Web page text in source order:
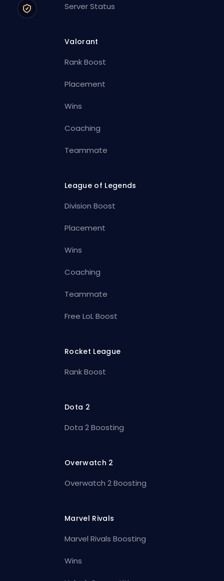
Server Status
Valorant
Rank Boost
Placement
Wins
Coaching
Teammate
League of Legends
Division Boost
Placement
Wins
Coaching
Teammate
Free LoL Boost
Rocket League
Rank Boost
Dota 2
Dota 2 Boosting
Overwatch 2
Overwatch 2 Boosting
Marvel Rivals
Marvel Rivals Boosting
Wins